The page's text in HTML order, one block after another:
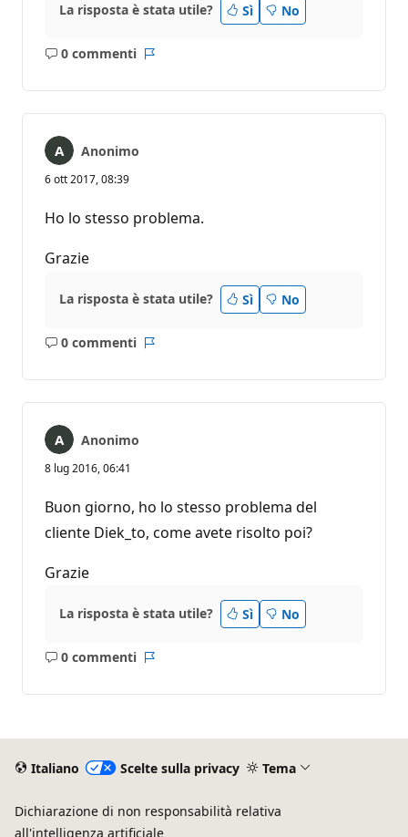
La risposta è stata utile? Sì No
0 commenti
Nessun
Anonimo
6 ott 2017, 08:39
Ho lo stesso problema.
Grazie
La risposta è stata utile? Sì No
0 commenti
Nessun
Anonimo
8 lug 2016, 06:41
Buon giorno, ho lo stesso problema del
cliente Diek_to, come avete risolto poi?
Grazie
La risposta è stata utile? Sì No
0 commenti
Nessun
Italiano Scelte sulla privacy Tema
Dichiarazione di non responsabilità relativa
all'intelligenza artificiale